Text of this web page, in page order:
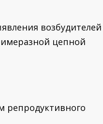
возбудителей
цепной
репродуктивного